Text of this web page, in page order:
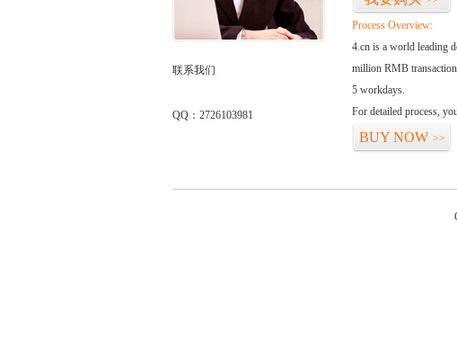
联系我们
QQ：2726103981
Process Overview:
4.cn is a world leading
million RMB transaction
5 workdays.
For detailed process,
BUY NOW >>